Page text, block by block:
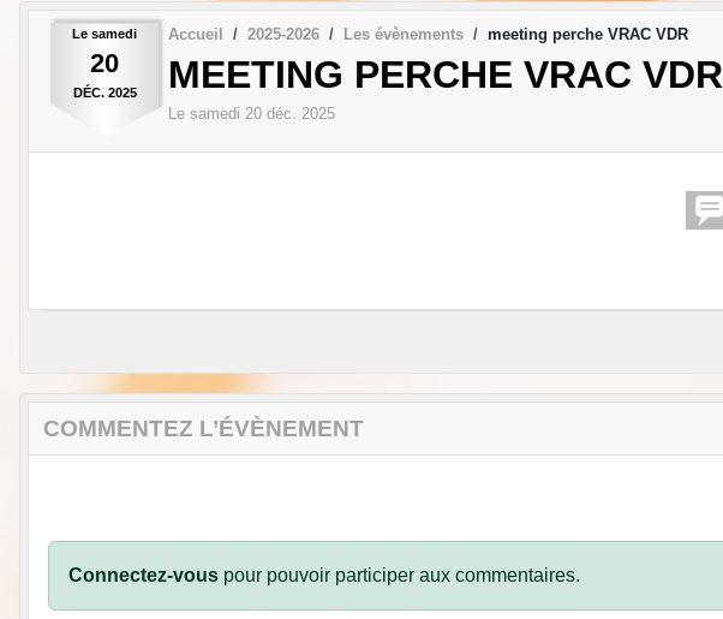
Le samedi
20
DÉC. 2025
Accueil 2025-2026 Les évènements meeting perche VRAC VDR
MEETING PERCHE VRAC VDR
Le samedi 20 déc. 2025
COMMENTEZ L’ÉVÈNEMENT
Connectez-vous pour pouvoir participer aux commentaires.